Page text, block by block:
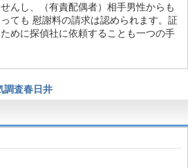
んし、（有責配偶者）相手男性からも
ても 慰謝料の請求は認められます。証
めに探偵社に依頼することも一つの手
査春日井